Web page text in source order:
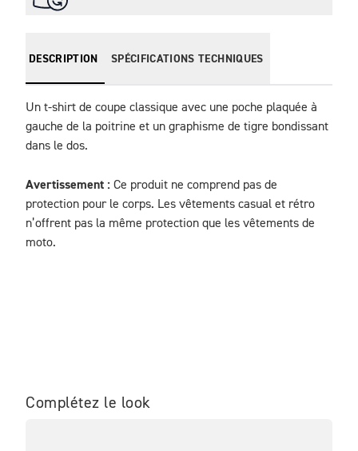
DESCRIPTION SPÉCIFICATIONS TECHNIQUES
Un t-shirt de coupe classique avec une poche plaquée à
gauche de la poitrine et un graphisme de tigre bondissant
dans le dos.
Avertissement : Ce produit ne comprend pas de
protection pour le corps. Les vêtements casual et rétro
n’offrent pas la même protection que les vêtements de
moto.
Complétez le look